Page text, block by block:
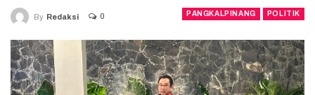
PANGKALPINANG POLITIK
By Redaksi 0